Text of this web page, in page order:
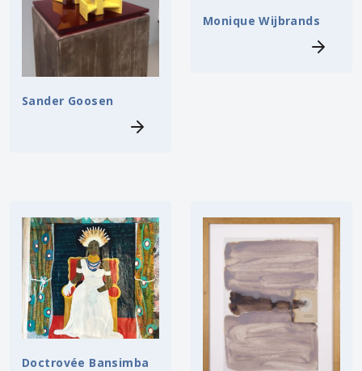
Sander Goosen
Monique Wijbrands
Doctrovée Bansimba